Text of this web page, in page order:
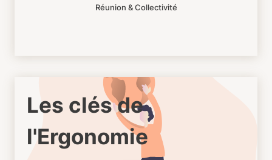
Réunion & Collectivité
Les clés de
l'Ergonomie